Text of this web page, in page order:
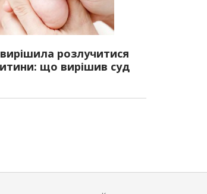
вирішила розлучитися
що вирішив суд